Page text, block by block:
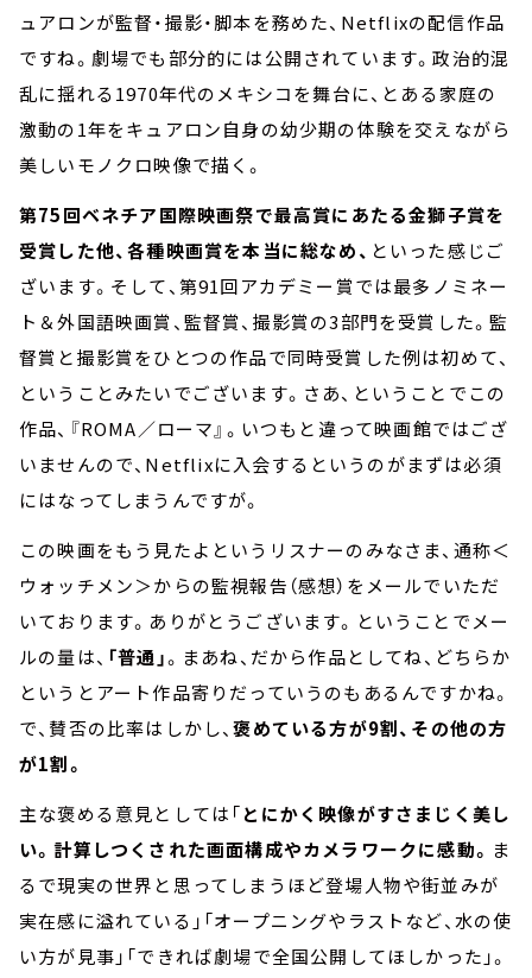
ュアロンが監督・撮影・脚本を務めた、Netflixの配信作品
ですね。劇場でも部分的には公開されています。政治的混
乱に揺れる1970年代のメキシコを舞台に、とある家庭の
激動の1年をキュアロン自身の幼少期の体験を交えながら
美しいモノクロ映像で描く。
第75回ベネチア国際映画祭で最高賞にあたる金獅子賞を
受賞した他、各種映画賞を本当に総なめ、 といった感じご
ざいます。そして、第91回アカデミー賞では最多ノミネー
ト＆外国語映画賞、監督賞、撮影賞の3部門を受賞した。監
督賞と撮影賞をひとつの作品で同時受賞した例は初めて、
ということみたいでございます。さあ、ということでこの
作品、『ROMA／ローマ』。いつもと違って映画館ではござ
いませんので、Netflixに入会するというのがまずは必須
にはなってしまうんですが。
この映画をもう見たよというリスナーのみなさま、通称＜
ウォッチメン＞からの監視報告（感想）をメールでいただ
いております。ありがとうございます。ということでメー
ルの量は、 「普通」。まあね、だから作品としてね、どちらか
というとアート作品寄りだっていうのもあるんですかね。
で、賛否の比率はしかし、褒めている方が9割、その他の方
が1割。
主な褒める意見としては「とにかく映像がすさまじく美し
い。計算しつくされた画面構成やカメラワークに感動。 ま
るで現実の世界と思ってしまうほど登場人物や街並みが
実在感に溢れている」「オープニングやラストなど、水の使
い方が見事」「できれば劇場で全国公開してほしかった」。